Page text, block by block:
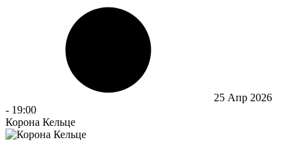
25 Апр 2026
- 19:00
Корона Кельце